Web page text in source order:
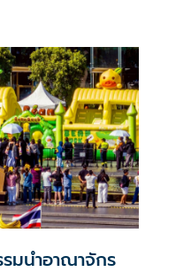
มนำอาณาจักร